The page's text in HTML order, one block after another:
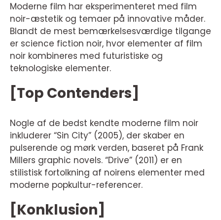
Moderne film har eksperimenteret med film
noir-æstetik og temaer på innovative måder.
Blandt de mest bemærkelsesværdige tilgange
er science fiction noir, hvor elementer af film
noir kombineres med futuristiske og
teknologiske elementer.
[Top Contenders]
Nogle af de bedst kendte moderne film noir
inkluderer “Sin City” (2005), der skaber en
pulserende og mørk verden, baseret på Frank
Millers graphic novels. “Drive” (2011) er en
stilistisk fortolkning af noirens elementer med
moderne popkultur-referencer.
[Konklusion]